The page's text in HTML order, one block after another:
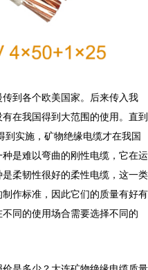
到各个欧美国家。后来传入我
在我国得到大范围的使用。直到
实施，矿物绝缘电缆才在我国
是难以弯曲的刚性电缆，它在运
柔韧性很好的柔性电缆，这一类
作标准，因此它们的质量有好有
同的使用场合需要选择不同的